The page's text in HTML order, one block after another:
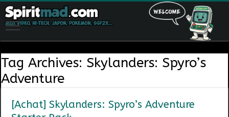
Tag Archives: Skylanders: Spyro’s
Adventure
[Achat] Skylanders: Spyro’s Adventure